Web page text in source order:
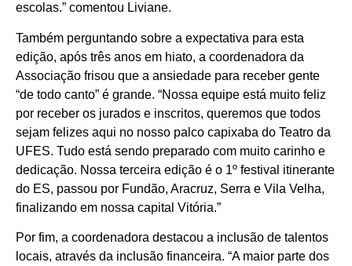
escolas.” comentou Liviane.
Também perguntando sobre a expectativa para esta
edição, após três anos em hiato, a coordenadora da
Associação frisou que a ansiedade para receber gente
“de todo canto” é grande. “Nossa equipe está muito feliz
por receber os jurados e inscritos, queremos que todos
sejam felizes aqui no nosso palco capixaba do Teatro da
UFES. Tudo está sendo preparado com muito carinho e
dedicação. Nossa terceira edição é o 1º festival itinerante
do ES, passou por Fundão, Aracruz, Serra e Vila Velha,
finalizando em nossa capital Vitória.”
Por fim, a coordenadora destacou a inclusão de talentos
locais, através da inclusão financeira. “A maior parte dos